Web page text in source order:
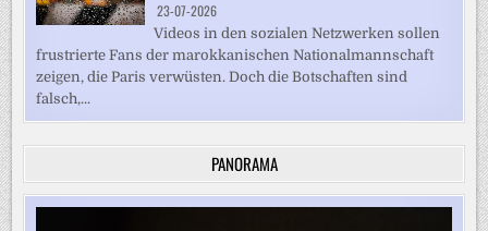
23-07-2026
Videos in den sozialen Netzwerken sollen
frustrierte Fans der marokkanischen Nationalmannschaft
zeigen, die Paris verwüsten. Doch die Botschaften sind
falsch,...
PANORAMA